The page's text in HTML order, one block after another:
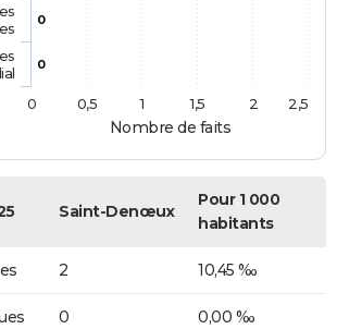
Nombre de faits
0
0
0
0,5 1 1,5 2 2,5
Saint-Denœux
Pour 1 000
habitants
2 10,45 ‰
0 0,00 ‰